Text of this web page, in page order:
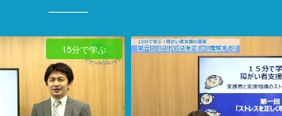
15分で学ぶ